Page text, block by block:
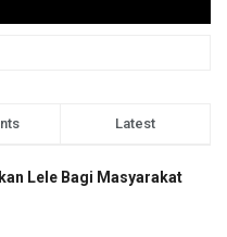
Latest
Lele Bagi Masyarakat